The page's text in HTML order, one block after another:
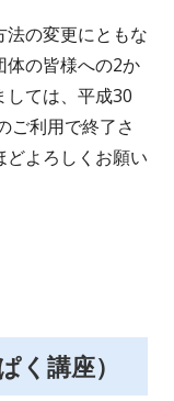
の変更にともな
体の皆様への2か
しては、平成30
ご利用で終了さ
よろしくお願い
く講座）